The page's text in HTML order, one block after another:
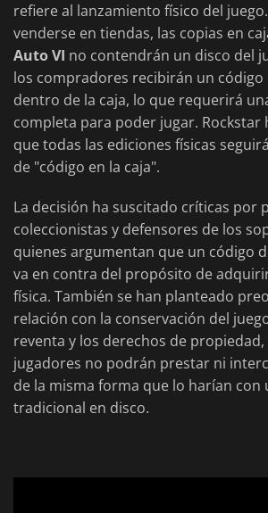
refiere al lanzamiento físico del
venderse en tiendas, las copias en
Auto VI no contendrán un disco del
los compradores recibirán un código
dentro de la caja, lo que requerirá
completa para poder jugar. Rockstar
que todas las ediciones físicas
de "código en la caja".
La decisión ha suscitado críticas por
coleccionistas y defensores de los
quienes argumentan que un código
va en contra del propósito de
física. También se han planteado
relación con la conservación del
reventa y los derechos de propiedad,
jugadores no podrán prestar ni
de la misma forma que lo harían con
tradicional en disco.